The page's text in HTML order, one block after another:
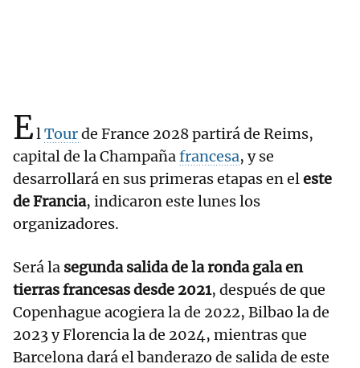
ElTourde France 2028 partirá de Reims,
capital de la Champañafrancesa, y se
desarrollará en sus primeras etapas en eleste
de Francia, indicaron este lunes los
organizadores.
Será la segunda salida de la ronda gala en
tierras francesas desde 2021, después de que
Copenhague acogiera la de 2022, Bilbao la de
2023 y Florencia la de 2024, mientras que
Barcelona dará el banderazo de salida de este